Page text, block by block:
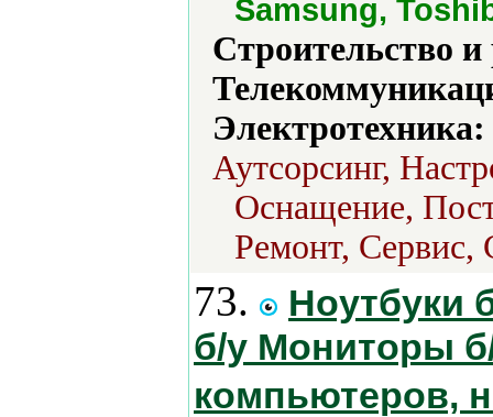
Samsung,
Строительство
Электротехника:
Аутсорсинг,
Оснащение,
Ремонт, Сервис,
73.
Ноутбуки
б/у Мониторы
компьютеров,